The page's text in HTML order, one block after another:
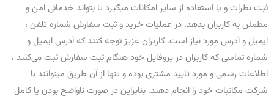
ثبت نظرات و یا استفاده از سایر امکانات میگیرد تا بتواند خدماتی امن و
مطمئن به کاربران بدهد. در عملیات خرید و ثبت سفارش شماره تلفن ،
ایمیل و آدرس مورد نیاز است. کاربران عزیز توجه کنند که آدرس ایمیل و
شماره تماسی که کاربران در پروفایل خود هنگام ثبت سفارش ثبت می‌کنند ،
اطلاعات رسمی و مورد تایید مشتری بوده و تنها از آن طریق میتوانند با
شرکت مکاتبات خود را انجام دهند. بنابراین در صورت ناواضح بودن یا کامل